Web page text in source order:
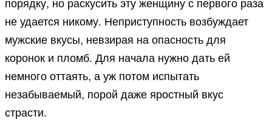
не удается никому. Неприступность возбуждает
мужские вкусы, невзирая на опасность для
коронок и пломб. Для начала нужно дать ей
немного оттаять, а уж потом испытать
незабываемый, порой даже яростный вкус
страсти.